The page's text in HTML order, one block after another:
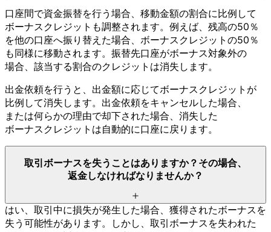
口座間で資金振替を行う 場合、 移動金額の割合に比例して
ボーナスクレジットも調整されます。 例えば、 残高の50％
を他の口座へ振り替えた場合、 ボーナスクレジットの50％
も同様に移動されます。 振替先口座がボーナス対象外の
場合、 該当する割合のクレジットは消失します。
出金依頼を行うと、 出金額に応じてボーナスクレジットが
比例して消失します。 出金依頼をキャンセルした場合、
または何らかの理由で却下された場合、 消失した
ボーナスクレジットは自動的に口座に戻ります。
取引ボーナスを失う ことはありますか？ その場合、
返金しなければなりませんか？
はい、 取引中に損失が発生した場合、 獲得されたボーナスを
失う 可能性があります。 しかし、 取引ボーナスを失われた